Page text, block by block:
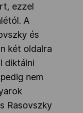
ezzel
A
és
két oldalra
diktálni
nem
Rasovszky